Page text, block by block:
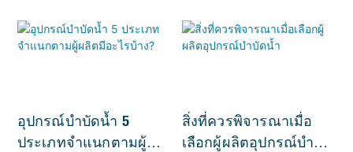
อุปกรณ์บำบัดน้ำ 5
ประเภทจำแนกตามผู้
สิ่งที่ควรพิจารณาเมื่อ
เลือกผู้ผลิตอุปกรณ์บำบัด